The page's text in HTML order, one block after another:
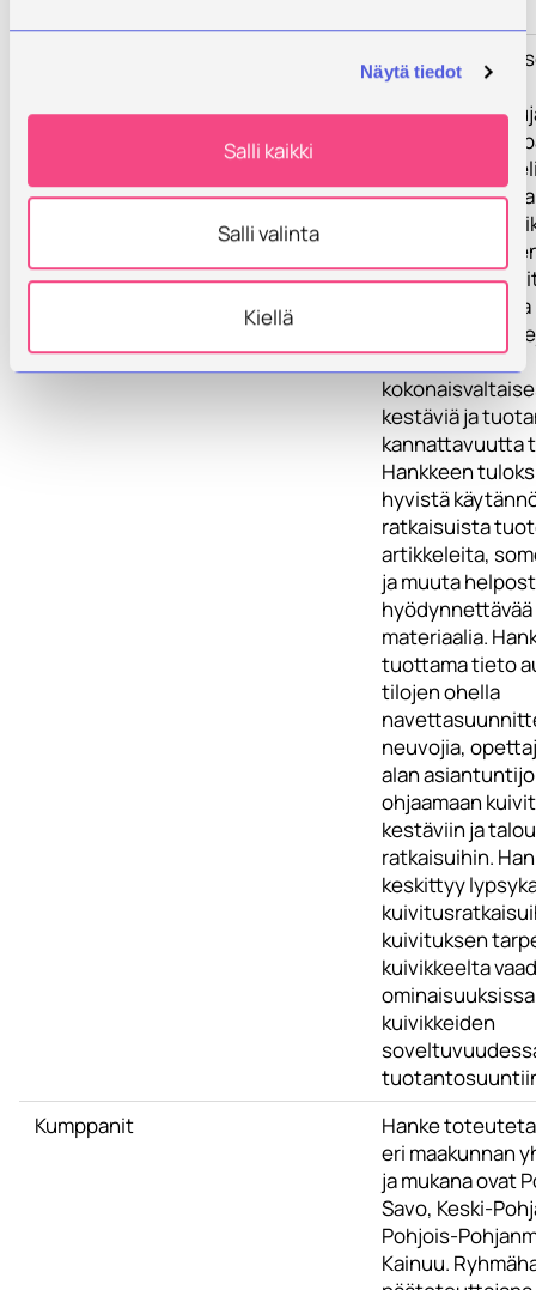
Näytä tiedot
Salli kaikki
Salli valinta
Kiellä
Hankkeen
kattavasti eri
esittelevä
jonka avulla
valita tilalleen
soveltuvan
ennakoida ja
mahdollisia
liittyviä riskejä ja
Ratkaisut ovat
kestäviä ja
kannattavuutta
Hankkeen
hyvistä
ratkaisuista
artikkeleita,
ja muuta
hyödynnettävää
materiaalia.
tuottama tieto
tilojen ohella
neuvojia,
alan
ohjaamaan
kestäviin ja
ratkaisuihin.
keskittyy
kuivituksen
kuivikkeelta
kuivikkeiden
Kumppanit
Hanke
eri maakunnan
ja mukana ovat
Savo, Keski-
Pohjois-
Kainuu.